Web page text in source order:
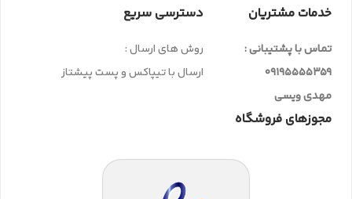
خدمات مشتریان
تماس با پشتیبانی :
09195555359
مهدی ویسی
دسترسی سریع
روش های ارسال :
ارسال با تیپاکس و پست پیشتاز
مجوزهای فروشگاه